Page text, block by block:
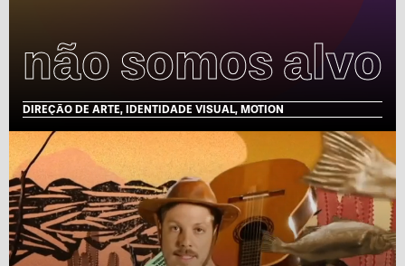
não somos alvo
DIREÇÃO DE ARTE, IDENTIDADE VISUAL, MOTION